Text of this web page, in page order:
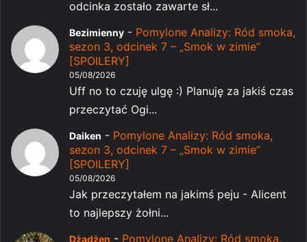
odcinka zostało zawarte sł...
Bezimienny - Pomylone Analizy: Ród smoka,
sezon 3, odcinek 7 – „Smok w zimie”
[SPOILERY]
05/08/2026
Uff no to czuję ulgę :) Planuję za jakiś czas
przeczytać Ogi...
Daiken - Pomylone Analizy: Ród smoka,
sezon 3, odcinek 7 – „Smok w zimie”
[SPOILERY]
05/08/2026
Jak przeczytałem na jakimś peju - Alicent
to najlepszy żołni...
Dżądżen - Pomylone Analizy: Ród smoka,